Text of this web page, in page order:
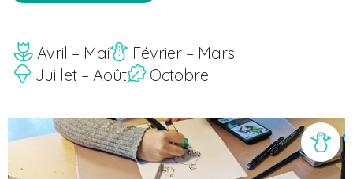
Avril – Mai
Février – Mars
Juillet – Août
Octobre